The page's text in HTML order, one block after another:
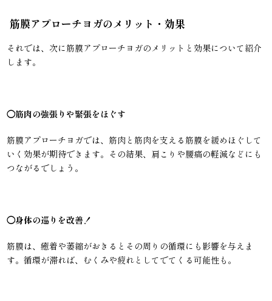
筋膜アプローチヨガのメリット・効果
それでは、次に筋膜アプローチヨガのメリットと効果について紹介
します。
◯筋肉の強張りや緊張をほぐす
筋膜アプローチヨガでは、筋肉と筋肉を支える筋膜を緩めほぐして
いく効果が期待できます。その結果、肩こりや腰痛の軽減などにも
つながるでしょう。
◯身体の巡りを改善！
筋膜は、癒着や萎縮がおきるとその周りの循環にも影響を与えま
す。循環が滞れば、むくみや疲れとしてでてくる可能性も。